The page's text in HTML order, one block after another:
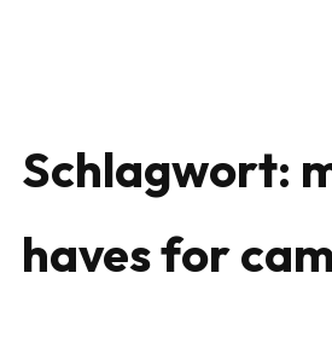
Schlagwort:
haves for